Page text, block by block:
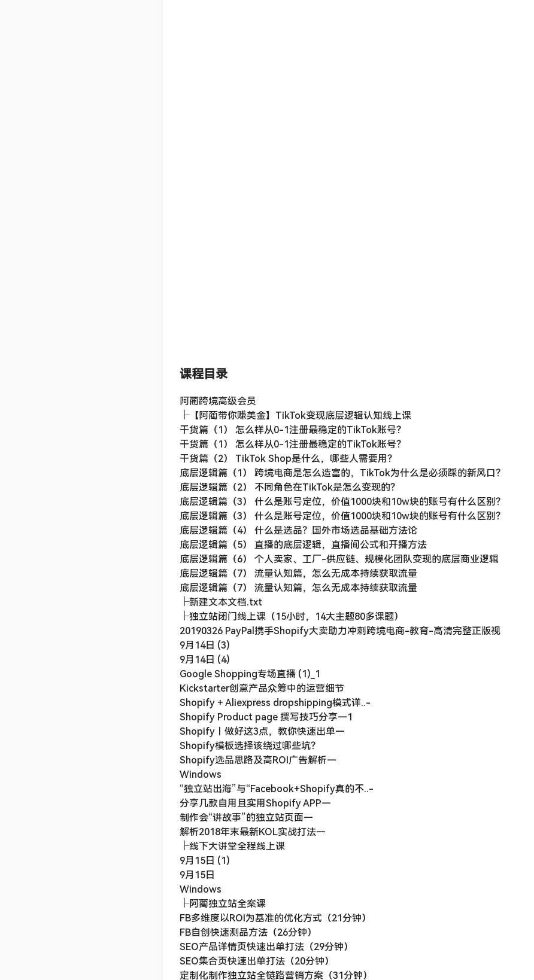
课程目录
阿蔺跨境高级会员
├【阿蔺带你赚美金】TikTok变现底层逻辑认知线上课
干货篇（1） 怎么样从0-1注册最稳定的TikTok账号？
干货篇（1） 怎么样从0-1注册最稳定的TikTok账号？
干货篇（2） TikTok Shop是什么，哪些人需要用？
底层逻辑篇（1） 跨境电商是怎么造富的，TikTok为什么是必须踩的新风口？
底层逻辑篇（2） 不同角色在TikTok是怎么变现的？
底层逻辑篇（3） 什么是账号定位，价值1000块和10w块的账号有什么区别？
底层逻辑篇（3） 什么是账号定位，价值1000块和10w块的账号有什么区别？
底层逻辑篇（4） 什么是选品？国外市场选品基础方法论
底层逻辑篇（5） 直播的底层逻辑，直播间公式和开播方法
底层逻辑篇（6） 个人卖家、工厂-供应链、规模化团队变现的底层商业逻辑
底层逻辑篇（7） 流量认知篇，怎么无成本持续获取流量
底层逻辑篇（7） 流量认知篇，怎么无成本持续获取流量
├新建文本文档.txt
├独立站闭门线上课（15小时，14大主题80多课题）
20190326 PayPal携手Shopify大卖助力冲刺跨境电商-教育-高清完整正版视
9月14日 (3)
9月14日 (4)
Google Shopping专场直播 (1)_1
Kickstarter创意产品众筹中的运营细节
Shopify + Aliexpress dropshipping模式详..-
Shopify Product page 撰写技巧分享—1
Shopify丨做好这3点，教你快速出单—
Shopify模板选择该绕过哪些坑？
Shopify选品思路及高ROI广告解析—
Windows
“独立站出海”与“Facebook+Shopify真的不..-
分享几款自用且实用Shopify APP—
制作会“讲故事”的独立站页面—
解析2018年末最新KOL实战打法—
├线下大讲堂全程线上课
9月15日 (1)
9月15日